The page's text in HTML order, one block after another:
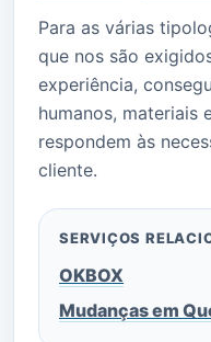
Para as várias
que nos são
experiência,
humanos, materiais
respondem às
cliente.
SERVIÇOS
OKBOX
Mudanças em